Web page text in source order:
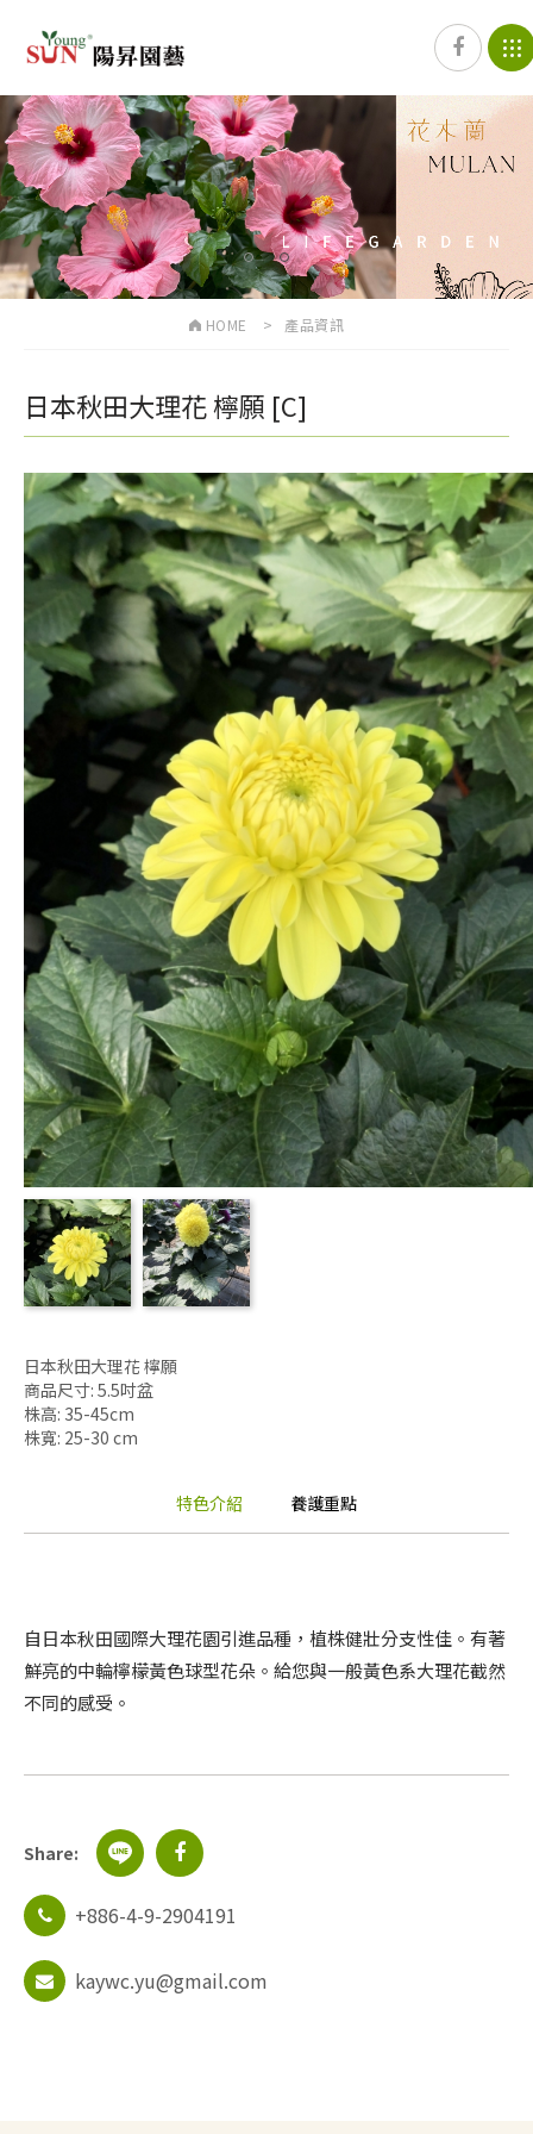
1 2
HOME 產品資訊
日本秋田大理花 檸願 [C]
日本秋田大理花 檸願
商品尺寸: 5.5吋盆
株高: 35-45cm
株寬: 25-30 cm
特色介紹 養護重點
自日本秋田國際大理花園引進品種，植株健壯分支性佳。有著
鮮亮的中輪檸檬黃色球型花朵。給您與一般黃色系大理花截然
不同的感受。
Share:
+886-4-9-2904191
kaywc.yu@gmail.com